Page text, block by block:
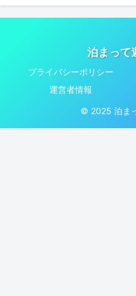
泊まって
プライバシーポリシー
運営者情報
© 2025 泊ま